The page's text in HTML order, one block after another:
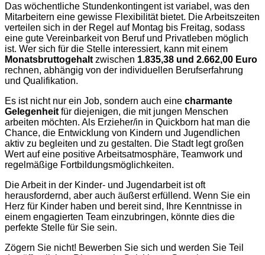
Das wöchentliche Stundenkontingent ist variabel, was den
Mitarbeitern eine gewisse Flexibilität bietet. Die Arbeitszeiten
verteilen sich in der Regel auf Montag bis Freitag, sodass
eine gute Vereinbarkeit von Beruf und Privatleben möglich
ist. Wer sich für die Stelle interessiert, kann mit einem
Monatsbruttogehalt zwischen 1.835,38 und 2.662,00 Euro
rechnen, abhängig von der individuellen Berufserfahrung
und Qualifikation.
Es ist nicht nur ein Job, sondern auch eine charmante
Gelegenheit für diejenigen, die mit jungen Menschen
arbeiten möchten. Als Erzieher/in in Quickborn hat man die
Chance, die Entwicklung von Kindern und Jugendlichen
aktiv zu begleiten und zu gestalten. Die Stadt legt großen
Wert auf eine positive Arbeitsatmosphäre, Teamwork und
regelmäßige Fortbildungsmöglichkeiten.
Die Arbeit in der Kinder- und Jugendarbeit ist oft
herausfordernd, aber auch äußerst erfüllend. Wenn Sie ein
Herz für Kinder haben und bereit sind, Ihre Kenntnisse in
einem engagierten Team einzubringen, könnte dies die
perfekte Stelle für Sie sein.
Zögern Sie nicht! Bewerben Sie sich und werden Sie Teil